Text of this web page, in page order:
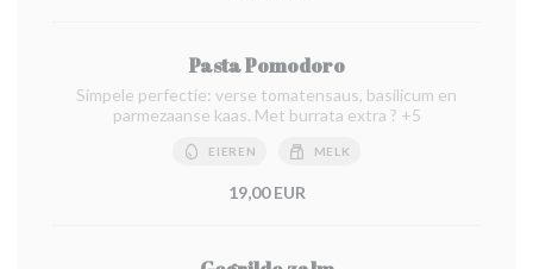
Pasta Pomodoro
Simpele perfectie: verse tomatensaus, basilicum en
parmezaanse kaas. Met burrata extra ? +5
EIEREN MELK
19,00 EUR